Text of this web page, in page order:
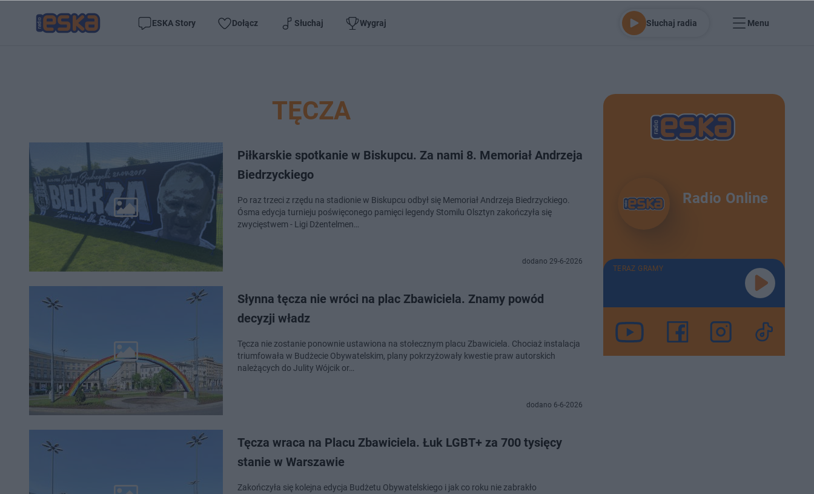
ESKA Story Dołącz Słuchaj Wygraj Słuchaj radia Menu
TĘCZA
Piłkarskie spotkanie w Biskupcu. Za nami 8. Memoriał Andrzeja
Biedrzyckiego
Po raz trzeci z rzędu na stadionie w Biskupcu odbył się Memoriał Andrzeja Biedrzyckiego.
Ósma edycja turnieju poświęconego pamięci legendy Stomilu Olsztyn zakończyła się
zwycięstwem - Ligi Dżentelmen…
dodano 29-6-2026
Słynna tęcza nie wróci na plac Zbawiciela. Znamy powód
decyzji władz
Tęcza nie zostanie ponownie ustawiona na stołecznym placu Zbawiciela. Chociaż instalacja
triumfowała w Budżecie Obywatelskim, plany pokrzyżowały kwestie praw autorskich
należących do Julity Wójcik or…
dodano 6-6-2026
Tęcza wraca na Placu Zbawiciela. Łuk LGBT+ za 700 tysięcy
stanie w Warszawie
Zakończyła się kolejna edycja Budżetu Obywatelskiego i jak co roku nie zabrakło
Radio Online
TERAZ GRAMY